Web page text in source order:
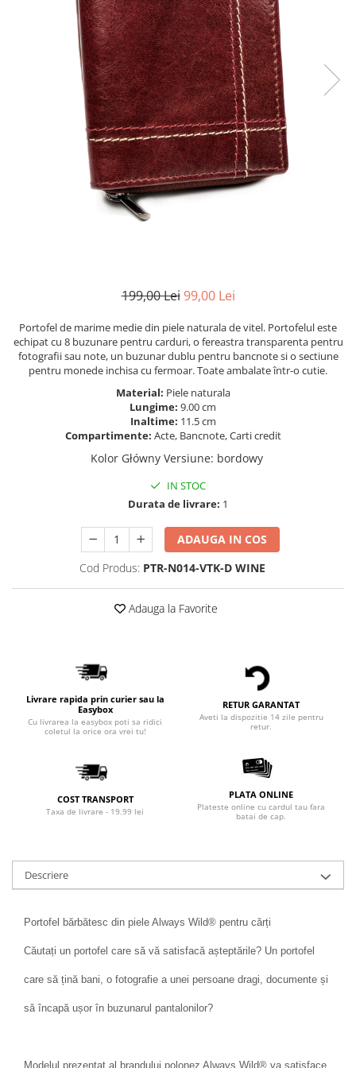
199,00 Lei 99,00 Lei
Portofel de marime medie din piele naturala de vitel. Portofelul este
echipat cu 8 buzunare pentru carduri, o fereastra transparenta pentru
fotografii sau note, un buzunar dublu pentru bancnote si o sectiune
pentru monede inchisa cu fermoar. Toate ambalate într-o cutie.
Material: Piele naturala
Lungime: 9.00 cm
Inaltime: 11.5 cm
Compartimente: Acte, Bancnote, Carti credit
Kolor Główny Versiune: bordowy
IN STOC
Durata de livrare: 1
ADAUGA IN COS
Cod Produs: PTR-N014-VTK-D WINE
Adauga la Favorite
Livrare rapida prin curier sau la
Easybox
Cu livrarea la easybox poti sa ridici
coletul la orice ora vrei tu!
RETUR GARANTAT
Aveti la dispozitie 14 zile pentru
retur.
COST TRANSPORT
Taxa de livrare - 19.99 lei
PLATA ONLINE
Plateste online cu cardul tau fara
batai de cap.
Descriere
Portofel bărbătesc din piele Always Wild® pentru cărți
Căutați un portofel care să vă satisfacă așteptările? Un portofel
care să țină bani, o fotografie a unei persoane dragi, documente și
să încapă ușor în buzunarul pantalonilor?
Modelul prezentat al brandului polonez Always Wild® va satisface